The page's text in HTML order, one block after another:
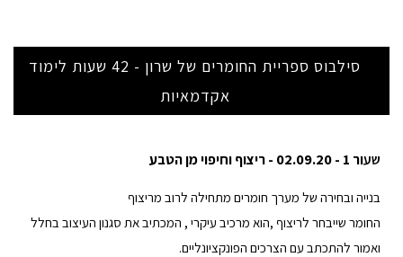
סילבוס ספריית החומרים של שרון - 42 שעות לימוד
אקדמאיות
שעור 1 - 02.09.20 - ריצוף וחיפוי מן הטבע
בנייה ובחירה של מערך חומרים מתחילה לרוב מריצוף
החומר שייבחר לריצוף ,הוא מרכיב עיקרי , המכתיב את סגנון העיצוב בחלל
ואמור להתכתב עם הצרכים הפונקציונליים.